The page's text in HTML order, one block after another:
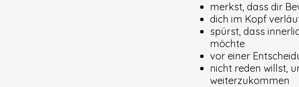
merkst, dass dir
dich im Kopf
spürst, dass
möchte
vor einer
nicht reden willst,
weiterzukommen​